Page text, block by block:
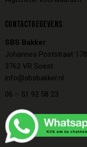
CONTACTGEGEVENS
SBS Bakker
Johannes Poststraat 178
3762 VR Soest
info@sbsbakker.nl
06 – 51 92 58 23